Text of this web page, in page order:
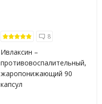
8
Ивлаксин –
противовоспалительный,
жаропонижающий 90
капсул